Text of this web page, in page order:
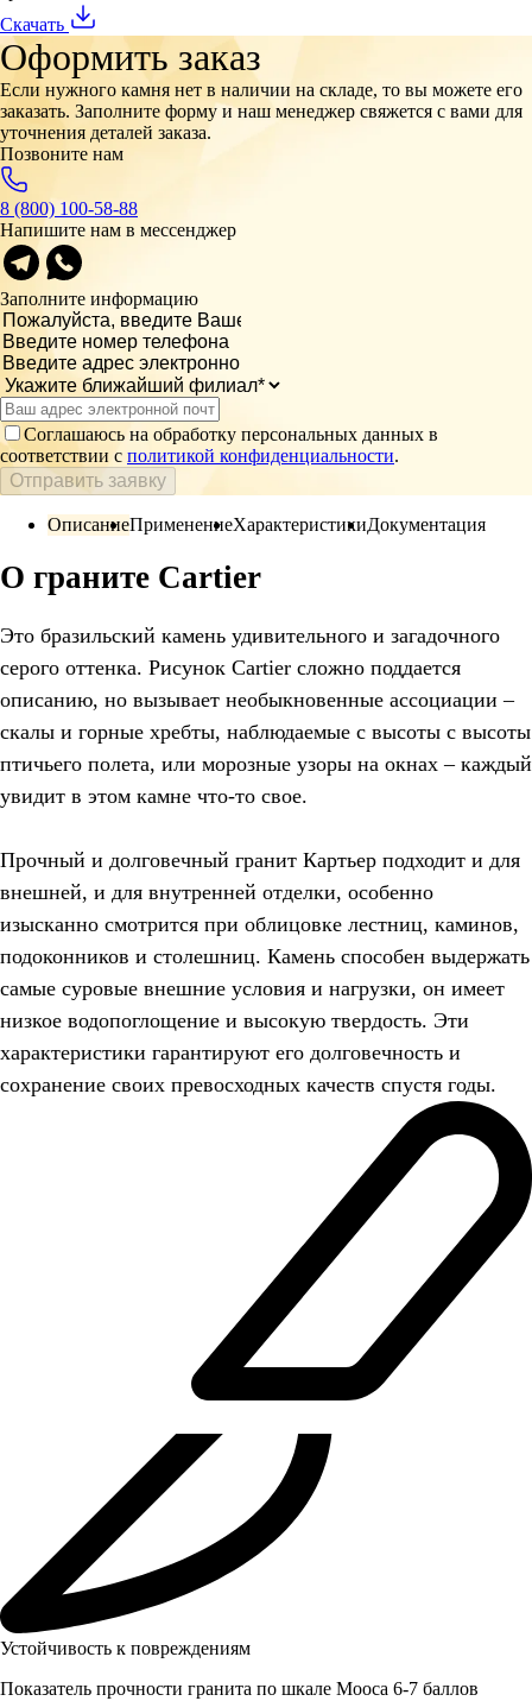
Скачать
Оформить заказ
Если нужного камня нет в наличии на складе, то вы можете его
заказать. Заполните форму и наш менеджер свяжется с вами для
уточнения деталей заказа.
Позвоните нам
8 (800) 100-58-88
Напишите нам в мессенджер
Заполните информацию
Соглашаюсь на обработку персональных данных в
соответствии с политикой конфиденциальности.
Отправить заявку
ОписаниеПрименениеХарактеристикиДокументация
О граните Cartier
Это бразильский камень удивительного и загадочного
серого оттенка. Рисунок Cartier сложно поддается
описанию, но вызывает необыкновенные ассоциации –
скалы и горные хребты, наблюдаемые с высоты с высоты
птичьего полета, или морозные узоры на окнах – каждый
увидит в этом камне что-то свое.
Прочный и долговечный гранит Картьер подходит и для
внешней, и для внутренней отделки, особенно
изысканно смотрится при облицовке лестниц, каминов,
подоконников и столешниц. Камень способен выдержать
самые суровые внешние условия и нагрузки, он имеет
низкое водопоглощение и высокую твердость. Эти
характеристики гарантируют его долговечность и
сохранение своих превосходных качеств спустя годы.
Устойчивость к повреждениям
Показатель прочности гранита по шкале Мооса 6-7 баллов